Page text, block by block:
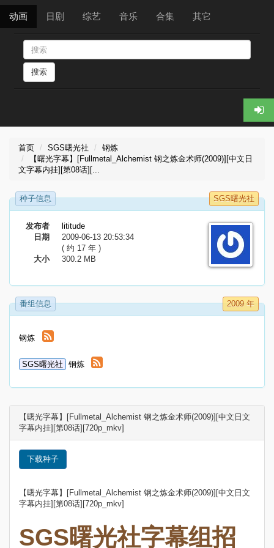
动画 日剧 综艺 音乐 合集 其它
搜索
首页 SGS曙光社
钢炼
【曙光字幕】[Fullmetal_Alchemist 钢之炼金术师(2009)][中文日
文字幕内挂][第08话][...
种子信息 SGS曙光社
发布者
lititude
日期
2009-06-13 20:53:34
( 约 17 年 )
大小
300.2 MB
番组信息 2009 年
钢炼
SGS曙光社 钢炼
【曙光字幕】[Fullmetal_Alchemist 钢之炼金术师(2009)][中文日文
字幕内挂][第08话][720p_mkv]
下载种子
【曙光字幕】[Fullmetal_Alchemist 钢之炼金术师(2009)][中文日文
字幕内挂][第08话][720p_mkv]
SGS曙光社字幕组招